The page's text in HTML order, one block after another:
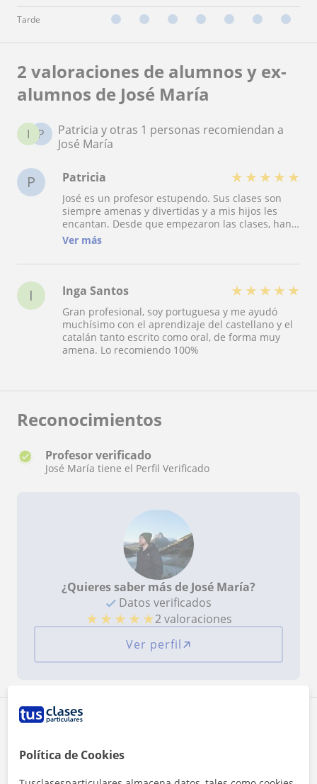
Tarde
2 valoraciones de alumnos y ex-
alumnos de José María
P
I
Patricia y otras 1 personas recomiendan a
José María
P Patricia ★ ★ ★ ★ ★
José es un profesor estupendo. Sus clases son
siempre amenas y divertidas y a mis hijos les
encantan. Desde que empezaron las clases, han
mejorado en todas las materias y van al colegio
Ver más
I Inga Santos ★ ★ ★ ★ ★
Gran profesional, soy portuguesa y me ayudó
muchísimo con el aprendizaje del castellano y el
catalán tanto escrito como oral, de forma muy
amena. Lo recomiendo 100%
Reconocimientos
Profesor verificado
José María tiene el Perfil Verificado
¿Quieres saber más de José María?
Datos verificados
★ ★ ★ ★ ★2 valoraciones
Ver perfil
Zona de José María
Localidades a las que se desplaza para dar clase
Política de Cookies